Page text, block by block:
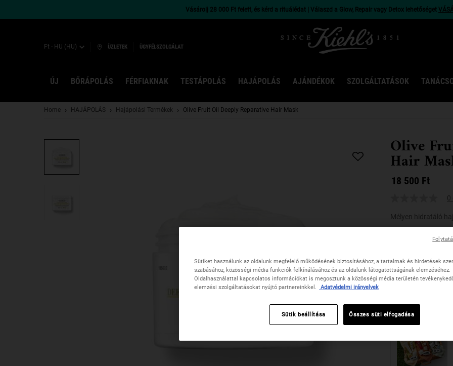
Vásárolj 28 000 Ft felett, és kérd a rituálédat | Válaszd a Glow, Repair vagy Detox lehetőséget
Ft - HU (HU) ÜZLETEK ÜGYFÉLSZOLGÁLAT
ÚJ BŐRÁPOLÁS FÉRFIAKNAK TESTÁPOLÁS HAJÁPOLÁS AJÁNDÉKOK SZOLGÁLTATÁSOK
Home HAJÁPOLÁS Hajápolási Termékek Olive Fruit Oil Deeply Reparative Hair Mask
Olive
Hair
18 500 Ft
0
Mélyen hidratáló
Mennyiség
Sütiket használunk az oldalunk megfelelő működésének biztosításához, a tartalmak és hirdetések
szabásához, közösségi média funkciók felkínálásához és az oldalunk látogatottságának elemzéséhez.
Oldalhasználattal kapcsolatos információkat is megosztunk a közösségi média területén
elemzési szolgáltatásokat nyújtó partnereinkkel.
Adatvédelmi irányelvek
Sütik beállítása Összes süti elfogadása